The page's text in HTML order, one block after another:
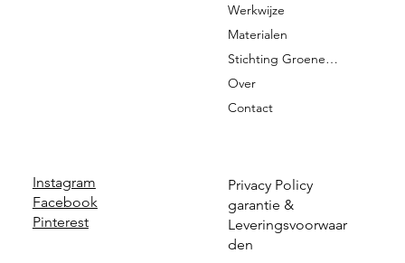
Instagram
Facebook
Pinterest
Privacy Policy
garantie &
Leveringsvoorwaar
den
Werkwijze
Materialen
Stichting Groene Graven
Over
Contact